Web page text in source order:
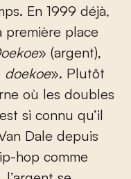
En 1999 déjà,
première place
» (argent),
doekoe». Plutôt
où les doubles
si connu qu’il
Dale depuis
hop comme